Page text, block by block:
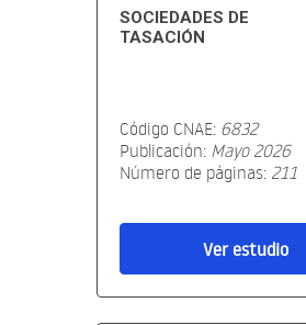
SOCIEDADES DE
TASACIÓN
Código CNAE: 6832
Publicación: Mayo 2026
Número de páginas: 211
Ver estudio